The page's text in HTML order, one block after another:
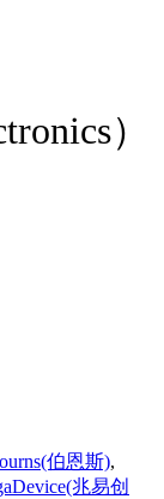
）
伯恩斯),
兆易创